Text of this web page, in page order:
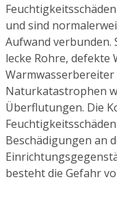
und sind
Aufwand verbunden.
lecke Rohre, defekte
Naturkatastrophen
Überflutungen. Die
Beschädigungen an
besteht die Gefahr